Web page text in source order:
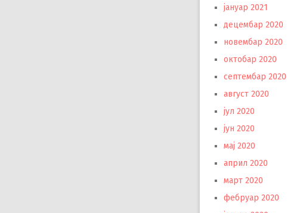
јануар 2021
децембар 2020
новембар 2020
октобар 2020
септембар 2020
август 2020
јул 2020
јун 2020
мај 2020
април 2020
март 2020
фебруар 2020